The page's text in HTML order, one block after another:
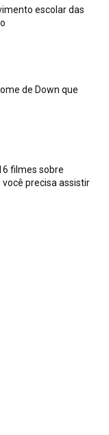
escolar das
de Down que
filmes sobre
precisa assistir